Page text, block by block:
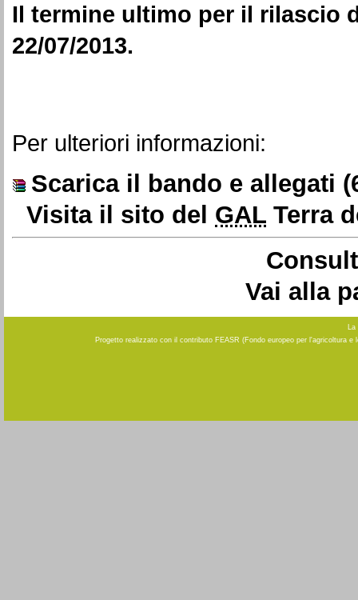
Il termine ultimo per il rilascio
22/07/2013.
Per ulteriori informazioni:
Scarica il bando e allegati
Visita il sito del GAL Terra
Vai alla
La
Progetto realizzato con il contributo FEASR (Fondo europeo per l'agricoltura